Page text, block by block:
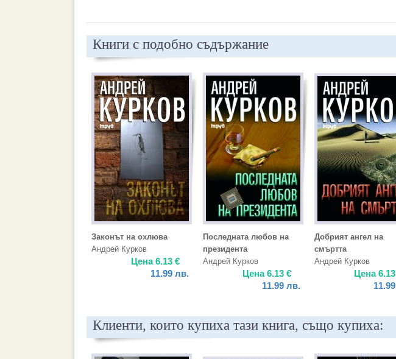
Книги с подобно съдържание
Законът на охлюва
Андрей Курков
Цена6.13 €
11.99 лв.
Последната любов на
президента
Андрей Курков
Цена6.13 €
11.99 лв.
Добрият ангел на
смъртта
Андрей Курков
Цена6.13
11.99
Клиенти, които купиха тази книга, също купиха: